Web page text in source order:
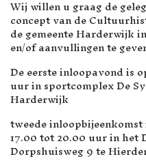
Wij willen u graag de
concept van de
de gemeente Harderwijk
en/of aanvullingen te
De eerste inloopavond is
uur in sportcomplex De
Harderwijk
tweede
17.00 tot 20.00 uur in het
Dorpshuisweg 9 te